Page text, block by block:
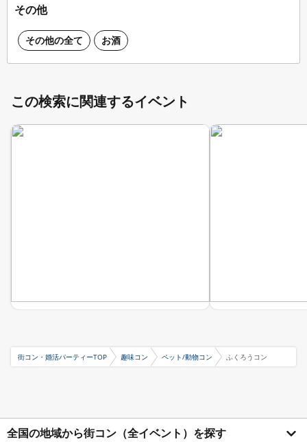
その他
その他の全て お酒
この検索に関連するイベント
街コン・婚活パーティーTOP 趣味コン ペット/動物コン ふくろうコン
全国の地域から街コン（全イベント）を探す